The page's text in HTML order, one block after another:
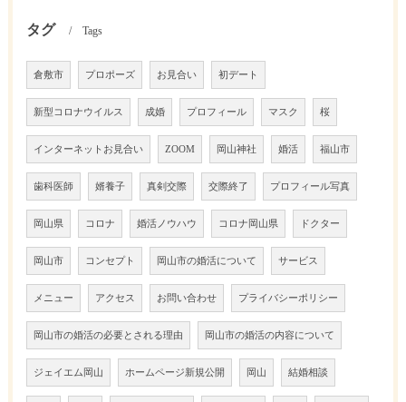
タグ Tags
倉敷市 プロポーズ お見合い 初デート
新型コロナウイルス 成婚 プロフィール マスク 桜
インターネットお見合い ZOOM 岡山神社 婚活 福山市
歯科医師 婿養子 真剣交際 交際終了 プロフィール写真
岡山県 コロナ 婚活ノウハウ コロナ岡山県 ドクター
岡山市 コンセプト 岡山市の婚活について サービス
メニュー アクセス お問い合わせ プライバシーポリシー
岡山市の婚活の必要とされる理由 岡山市の婚活の内容について
ジェイエム岡山 ホームページ新規公開 岡山 結婚相談